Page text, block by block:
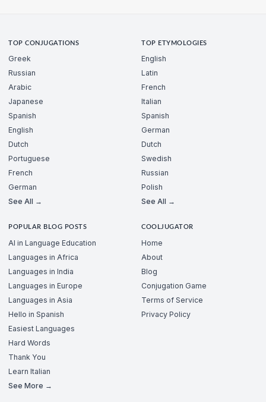
TOP CONJUGATIONS
Greek
Russian
Arabic
Japanese
Spanish
English
Dutch
Portuguese
French
German
See All →
TOP ETYMOLOGIES
English
Latin
French
Italian
Spanish
German
Dutch
Swedish
Russian
Polish
See All →
POPULAR BLOG POSTS
AI in Language Education
Languages in Africa
Languages in India
Languages in Europe
Languages in Asia
Hello in Spanish
Easiest Languages
Hard Words
Thank You
Learn Italian
See More →
COOLJUGATOR
Home
About
Blog
Conjugation Game
Terms of Service
Privacy Policy